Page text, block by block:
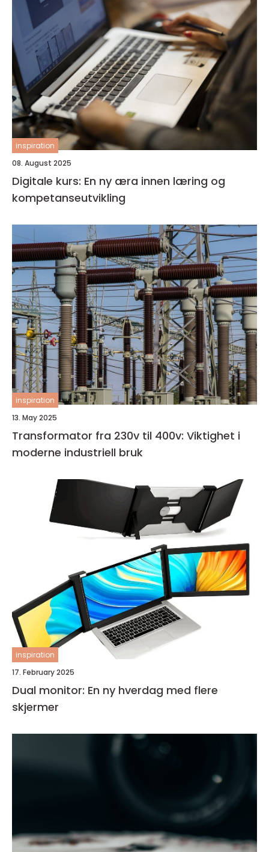
inspiration
08. August 2025
Digitale kurs: En ny æra innen læring og
kompetanseutvikling
inspiration
13. May 2025
Transformator fra 230v til 400v: Viktighet i
moderne industriell bruk
inspiration
17. February 2025
Dual monitor: En ny hverdag med flere
skjermer